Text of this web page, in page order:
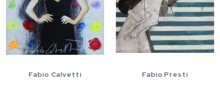
Fabio Calvetti Fabio Presti